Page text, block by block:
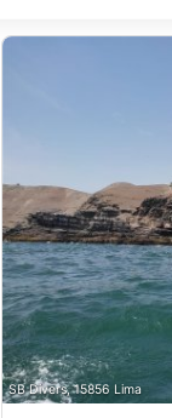
SB Divers, 15856 Lima
する